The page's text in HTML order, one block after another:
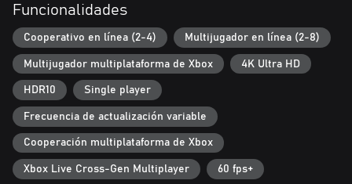
personalizadas, sortear diferentes combinaciones y enfrentarte en
peleas cada vez más exigentes.
El director del juego se adapta a las acciones de los jugadores, lo
que asegura peleas emocionantes, diversidad de juego extrema y
legiones de infectados más difíciles de derrotar, incluyendo tipos
de jefes mutantes de hasta 6 metros de altura.
Funcionalidades
Cooperativo en línea (2-4) Multijugador en línea (2-8)
Multijugador multiplataforma de Xbox 4K Ultra HD
HDR10 Single player
Frecuencia de actualización variable
Cooperación multiplataforma de Xbox
Xbox Live Cross-Gen Multiplayer 60 fps+